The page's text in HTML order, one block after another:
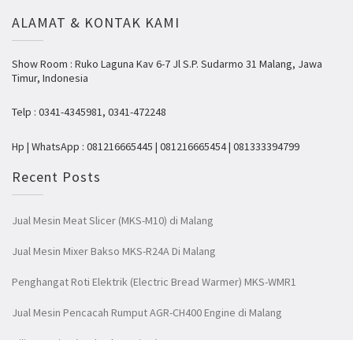
ALAMAT & KONTAK KAMI
Show Room : Ruko Laguna Kav 6-7 Jl S.P. Sudarmo 31 Malang, Jawa
Timur, Indonesia
Telp : 0341-4345981, 0341-472248
Hp | WhatsApp : 081216665445 | 081216665454 | 081333394799
Recent Posts
Jual Mesin Meat Slicer (MKS-M10) di Malang
Jual Mesin Mixer Bakso MKS-R24A Di Malang
Penghangat Roti Elektrik (Electric Bread Warmer) MKS-WMR1
Jual Mesin Pencacah Rumput AGR-CH400 Engine di Malang